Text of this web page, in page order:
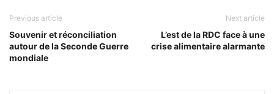
Previous article
Souvenir et réconciliation
autour de la Seconde Guerre
mondiale
Next article
L’est de la RDC face à une
crise alimentaire alarmante